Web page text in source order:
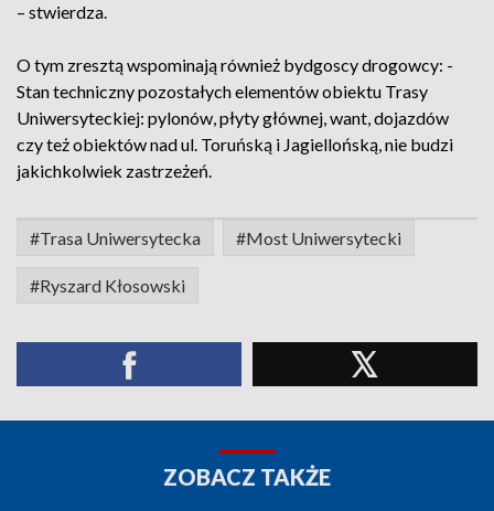
– stwierdza.
O tym zresztą wspominają również bydgoscy drogowcy: -
Stan techniczny pozostałych elementów obiektu Trasy
Uniwersyteckiej: pylonów, płyty głównej, want, dojazdów
czy też obiektów nad ul. Toruńską i Jagiellońską, nie budzi
jakichkolwiek zastrzeżeń.
#Trasa Uniwersytecka #Most Uniwersytecki
#Ryszard Kłosowski
ZOBACZ TAKŻE